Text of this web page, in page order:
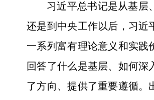
习近平总书记是从基层
还是到中央工作以后，习近
一系列富有理论意义和实践
回答了什么是基层、如何
了方向、提供了重要遵循。